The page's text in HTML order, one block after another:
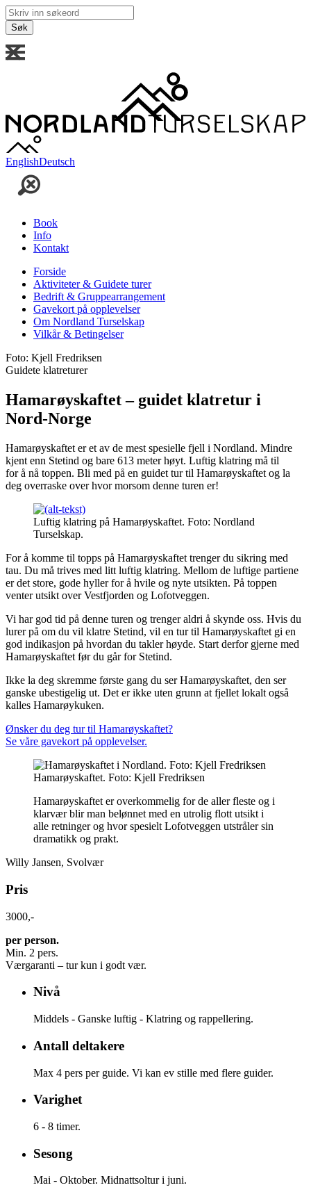
Skriv
inn
søkeord
EnglishDeutsch
Book
Info
Kontakt
Forside
Aktiviteter & Guidete turer
Bedrift & Gruppearrangement
Gavekort på opplevelser
Om Nordland Turselskap
Vilkår & Betingelser
Foto: Kjell Fredriksen
Guidete klatreturer
Hamarøyskaftet – guidet klatretur i
Nord-Norge
Hamarøyskaftet er et av de mest spesielle fjell i Nordland. Mindre
kjent enn Stetind og bare 613 meter høyt. Luftig klatring må til
for å nå toppen. Bli med på en guidet tur til Hamarøyskaftet og la
deg overraske over hvor morsom denne turen er!
Luftig klatring på Hamarøyskaftet. Foto: Nordland
Turselskap.
For å komme til topps på Hamarøyskaftet trenger du sikring med
tau. Du må trives med litt luftig klatring. Mellom de luftige partiene
er det store, gode hyller for å hvile og nyte utsikten. På toppen
venter utsikt over Vestfjorden og Lofotveggen.
Vi har god tid på denne turen og trenger aldri å skynde oss. Hvis du
lurer på om du vil klatre Stetind, vil en tur til Hamarøyskaftet gi en
god indikasjon på hvordan du takler høyde. Start derfor gjerne med
Hamarøyskaftet før du går for Stetind.
Ikke la deg skremme første gang du ser Hamarøyskaftet, den ser
ganske ubestigelig ut. Det er ikke uten grunn at fjellet lokalt også
kalles Hamarøykuken.
Ønsker du deg tur til Hamarøyskaftet?
Se våre gavekort på opplevelser.
Hamarøyskaftet. Foto: Kjell Fredriksen
Hamarøyskaftet er overkommelig for de aller fleste og i
klarvær blir man belønnet med en utrolig flott utsikt i
alle retninger og hvor spesielt Lofotveggen utstråler sin
dramatikk og prakt.
Willy Jansen, Svolvær
Pris
3000,-
per person.
Min. 2 pers.
Værgaranti – tur kun i godt vær.
Nivå
Middels - Ganske luftig - Klatring og rappellering.
Antall deltakere
Max 4 pers per guide. Vi kan ev stille med flere guider.
Varighet
6 - 8 timer.
Sesong
Mai - Oktober. Midnattsoltur i juni.